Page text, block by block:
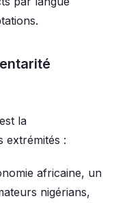
la
extrémités :
africaine, un
nigérians,